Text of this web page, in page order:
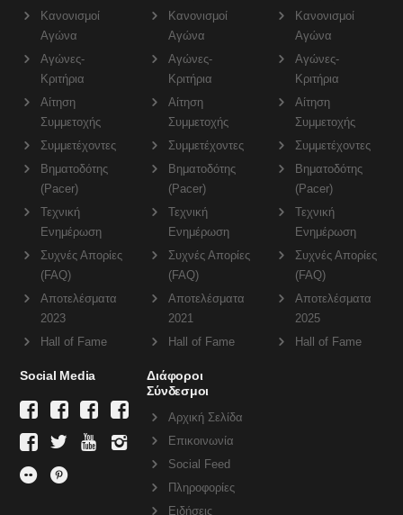
Κανονισμοί
Αγώνα
Αγώνες-
Κριτήρια
Αίτηση
Συμμετοχής
Συμμετέχοντες
Βηματοδότης
(Pacer)
Τεχνική
Ενημέρωση
Συχνές Απορίες
(FAQ)
Αποτελέσματα
2023
Hall of Fame
Κανονισμοί
Αγώνα
Αγώνες-
Κριτήρια
Αίτηση
Συμμετοχής
Συμμετέχοντες
Βηματοδότης
(Pacer)
Τεχνική
Ενημέρωση
Συχνές Απορίες
(FAQ)
Αποτελέσματα
2021
Hall of Fame
Κανονισμοί
Αγώνα
Αγώνες-
Κριτήρια
Αίτηση
Συμμετοχής
Συμμετέχοντες
Βηματοδότης
(Pacer)
Τεχνική
Ενημέρωση
Συχνές Απορίες
(FAQ)
Αποτελέσματα
2025
Hall of Fame
Social Media
Διάφοροι
Σύνδεσμοι
Αρχική Σελίδα
Επικοινωνία
Social Feed
Πληροφορίες
Ειδήσεις